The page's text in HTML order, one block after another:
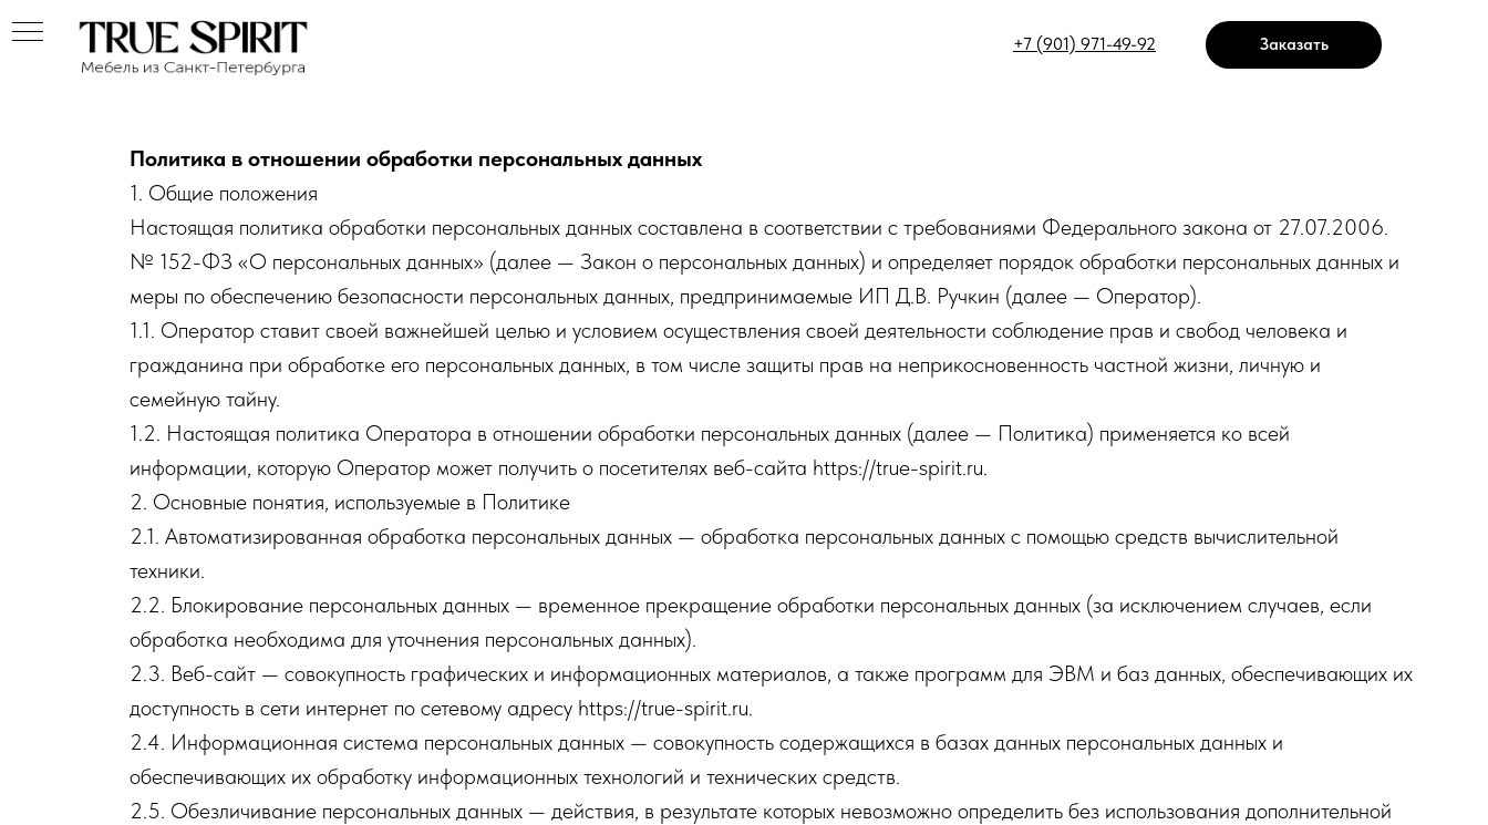
Заказать
+7 (901) 971-49-92
Политика в отношении обработки персональных данных
1. Общие положения
Настоящая политика обработки персональных данных составлена в соответствии с требованиями Федерального закона от 27.07.2006.
№ 152-ФЗ «О персональных данных» (далее — Закон о персональных данных) и определяет порядок обработки персональных данных и
меры по обеспечению безопасности персональных данных, предпринимаемые ИП Д.В. Ручкин (далее — Оператор).
1.1. Оператор ставит своей важнейшей целью и условием осуществления своей деятельности соблюдение прав и свобод человека и
гражданина при обработке его персональных данных, в том числе защиты прав на неприкосновенность частной жизни, личную и
семейную тайну.
1.2. Настоящая политика Оператора в отношении обработки персональных данных (далее — Политика) применяется ко всей
информации, которую Оператор может получить о посетителях веб-сайта https://true-spirit.ru.
2. Основные понятия, используемые в Политике
2.1. Автоматизированная обработка персональных данных — обработка персональных данных с помощью средств вычислительной
техники.
2.2. Блокирование персональных данных — временное прекращение обработки персональных данных (за исключением случаев, если
обработка необходима для уточнения персональных данных).
2.3. Веб-сайт — совокупность графических и информационных материалов, а также программ для ЭВМ и баз данных, обеспечивающих их
доступность в сети интернет по сетевому адресу https://true-spirit.ru.
2.4. Информационная система персональных данных — совокупность содержащихся в базах данных персональных данных и
обеспечивающих их обработку информационных технологий и технических средств.
2.5. Обезличивание персональных данных — действия, в результате которых невозможно определить без использования дополнительной